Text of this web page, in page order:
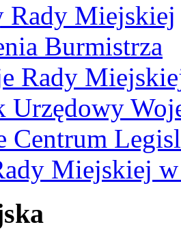
Rady Miejskiej
Burmistrza
Rady
Urzędowy
Centrum
Miejskiej w